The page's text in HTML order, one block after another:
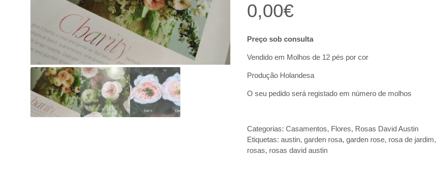
0,00€
Preço sob consulta
Vendido em Molhos de 12 pés por cor
Produção Holandesa
O seu pedido será registado em número de molhos
Categorias: Casamentos, Flores, Rosas David Austin
Etiquetas: austin, garden rosa, garden rose, rosa de jardim,
rosas, rosas david austin